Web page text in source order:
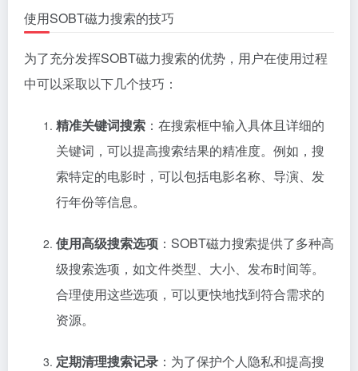
使用SOBT磁力搜索的技巧
为了充分发挥SOBT磁力搜索的优势，用户在使用过程
中可以采取以下几个技巧：
精准关键词搜索 ：在搜索框中输入具体且详细的
关键词，可以提高搜索结果的精准度。例如，搜
索特定的电影时，可以包括电影名称、导演、发
行年份等信息。
使用高级搜索选项 ：SOBT磁力搜索提供了多种高
级搜索选项，如文件类型、大小、发布时间等。
合理使用这些选项，可以更快地找到符合需求的
资源。
定期清理搜索记录 ：为了保护个人隐私和提高搜